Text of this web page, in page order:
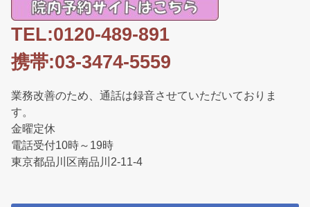
TEL:0120-489-891
携帯:03-3474-5559
業務改善のため、通話は録音させていただいておりま
す。
金曜定休
電話受付10時～19時
東京都品川区南品川2-11-4